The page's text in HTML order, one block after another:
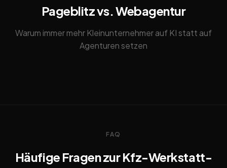
Pageblitz vs. Webagentur
Warum immer mehr Kleinunternehmer auf KI statt auf
Agenturen setzen
FAQ
Häufige Fragen zur Kfz-Werkstatt-